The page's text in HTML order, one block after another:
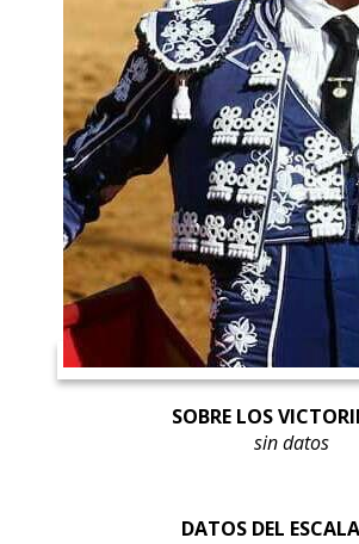
SOBRE LOS
sin datos
DATOS DEL